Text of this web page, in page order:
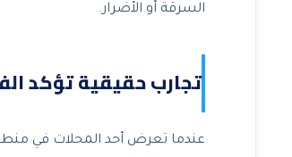
السرقة أو الأضرار.
تجارب حقيقية تؤكد
عندما تعرض أحد المحلات في